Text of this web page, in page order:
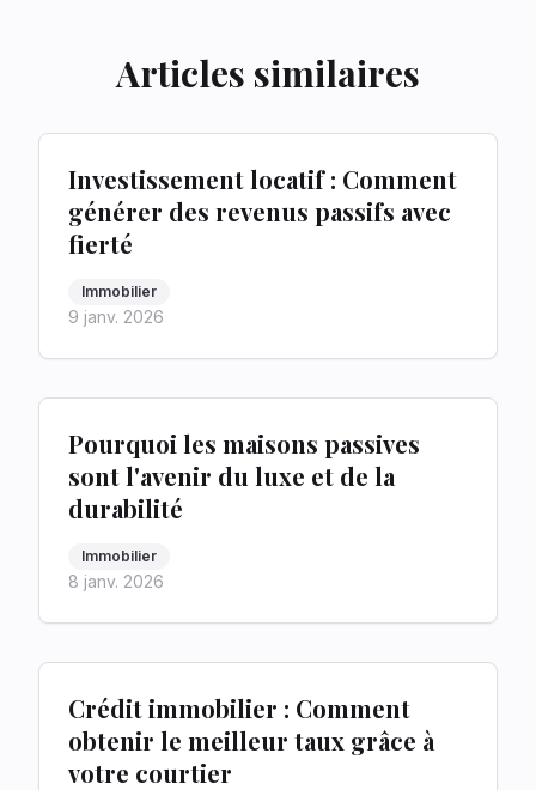
Articles similaires
Investissement locatif : Comment
générer des revenus passifs avec
fierté
Immobilier
9 janv. 2026
Pourquoi les maisons passives
sont l'avenir du luxe et de la
durabilité
Immobilier
8 janv. 2026
Crédit immobilier : Comment
obtenir le meilleur taux grâce à
votre courtier